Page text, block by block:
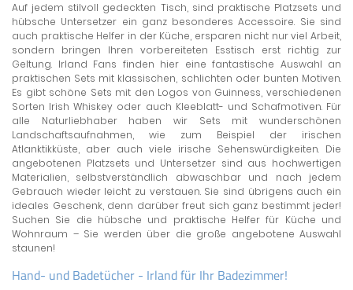
Auf jedem stilvoll gedeckten Tisch, sind praktische Platzsets und
hübsche Untersetzer ein ganz besonderes Accessoire. Sie sind
auch praktische Helfer in der Küche, ersparen nicht nur viel Arbeit,
sondern bringen Ihren vorbereiteten Esstisch erst richtig zur
Geltung. Irland Fans finden hier eine fantastische Auswahl an
praktischen Sets mit klassischen, schlichten oder bunten Motiven.
Es gibt schöne Sets mit den Logos von Guinness, verschiedenen
Sorten Irish Whiskey oder auch Kleeblatt- und Schafmotiven. Für
alle Naturliebhaber haben wir Sets mit wunderschönen
Landschaftsaufnahmen, wie zum Beispiel der irischen
Atlanktikküste, aber auch viele irische Sehenswürdigkeiten. Die
angebotenen Platzsets und Untersetzer sind aus hochwertigen
Materialien, selbstverständlich abwaschbar und nach jedem
Gebrauch wieder leicht zu verstauen. Sie sind übrigens auch ein
ideales Geschenk, denn darüber freut sich ganz bestimmt jeder!
Suchen Sie die hübsche und praktische Helfer für Küche und
Wohnraum – Sie werden über die große angebotene Auswahl
staunen!
Hand- und Badetücher - Irland für Ihr Badezimmer!